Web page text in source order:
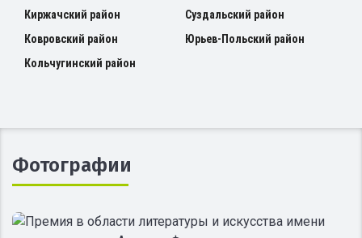
Киржачский район
Ковровский район
Кольчугинский район
Суздальский район
Юрьев-Польский район
Фотографии